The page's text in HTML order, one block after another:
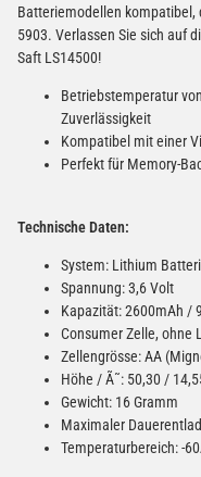
Batteriemodellen kompatibel,
5903. Verlassen Sie sich auf
Saft LS14500!
Betriebstemperatur
Zuverlässigkeit
Kompatibel mit einer
Perfekt für Memory-
Technische Daten:
System: Lithium
Spannung: 3,6 Volt
Kapazität: 2600mAh /
Consumer Zelle, ohne
Zellengrösse: AA
Höhe / Ã˜: 50,30 /
Gewicht: 16 Gramm
Maximaler
Temperaturbereich: -